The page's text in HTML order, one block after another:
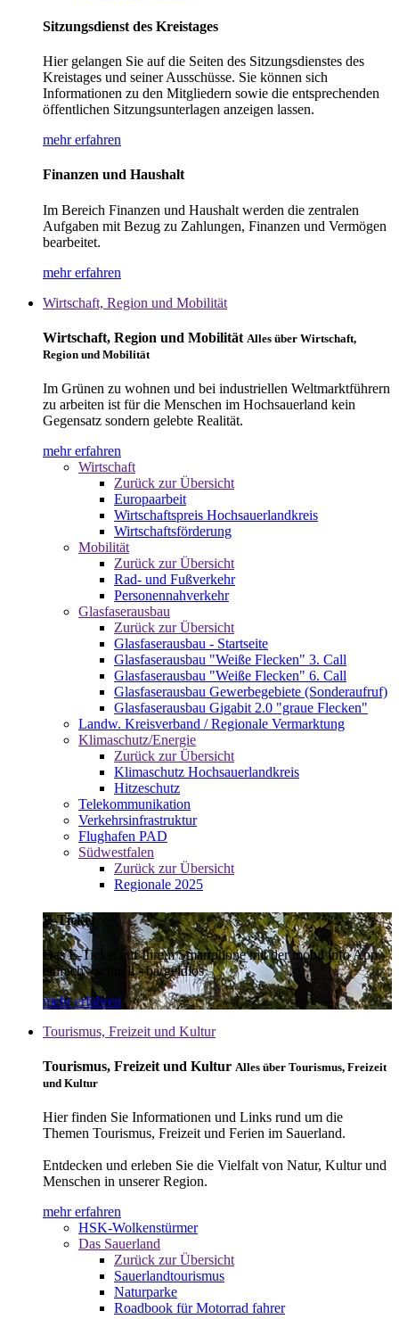
Sitzungsdienst des Kreistages
Hier gelangen Sie auf die Seiten des Sitzungsdienstes des
Kreistages und seiner Ausschüsse. Sie können sich
Informationen zu den Mitgliedern sowie die entsprechenden
öffentlichen Sitzungsunterlagen anzeigen lassen.
mehr erfahren
Finanzen und Haushalt
Im Bereich Finanzen und Haushalt werden die zentralen
Aufgaben mit Bezug zu Zahlungen, Finanzen und Vermögen
bearbeitet.
mehr erfahren
Wirtschaft, Region und Mobilität
Wirtschaft, Region und Mobilität Alles über Wirtschaft,
Region und Mobilität
Im Grünen zu wohnen und bei industriellen Weltmarktführern
zu arbeiten ist für die Menschen im Hochsauerland kein
Gegensatz sondern gelebte Realität.
mehr erfahren
Wirtschaft
Zurück zur Übersicht
Europaarbeit
Wirtschaftspreis Hochsauerlandkreis
Wirtschaftsförderung
Mobilität
Zurück zur Übersicht
Rad- und Fußverkehr
Personennahverkehr
Glasfaserausbau
Zurück zur Übersicht
Glasfaserausbau - Startseite
Glasfaserausbau "Weiße Flecken" 3. Call
Glasfaserausbau "Weiße Flecken" 6. Call
Glasfaserausbau Gewerbegebiete (Sonderaufruf)
Glasfaserausbau Gigabit 2.0 "graue Flecken"
Landw. Kreisverband / Regionale Vermarktung
Klimaschutz/Energie
Zurück zur Übersicht
Klimaschutz Hochsauerlandkreis
Hitzeschutz
Telekommunikation
Verkehrsinfrastruktur
Flughafen PAD
Südwestfalen
Zurück zur Übersicht
Regionale 2025
E-Ticket
Das E-Ticket auf Ihrem Smartphone mit der mobil info App -
einfach - schnell - bargeldlos
mehr erfahren
Tourismus, Freizeit und Kultur
Tourismus, Freizeit und Kultur Alles über Tourismus, Freizeit
und Kultur
Hier finden Sie Informationen und Links rund um die
Themen Tourismus, Freizeit und Ferien im Sauerland.
Entdecken und erleben Sie die Vielfalt von Natur, Kultur und
Menschen in unserer Region.
mehr erfahren
HSK-Wolkenstürmer
Das Sauerland
Zurück zur Übersicht
Sauerlandtourismus
Naturparke
Roadbook für Motorrad fahrer